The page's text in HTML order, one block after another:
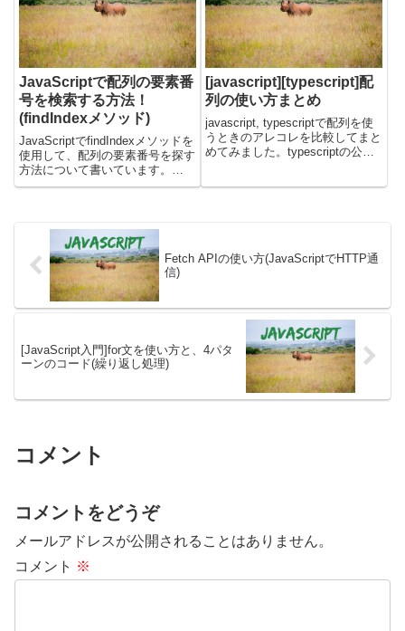
JavaScriptで配列の要素番
号を検索する方法！
(findIndexメソッド)
JavaScriptでfindIndexメソッドを
使用して、配列の要素番号を探す
方法について書いています。
findIndexは要素の位置番号を返
用すると良いです。簡単に解説し
[javascript][typescript]配
列の使い方まとめ
javascript, typescriptで配列を使
うときのアレコレを比較してまと
めてみました。typescriptの公式
Fetch APIの使い方(JavaScriptでHTTP通
信)
[JavaScript入門]for文を使い方と、4パタ
ーンのコード(繰り返し処理)
コメント
コメントをどうぞ
メールアドレスが公開されることはありません。
コメント ※